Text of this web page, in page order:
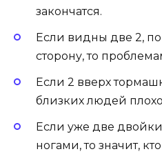
закончатся.
Если видны две 2,
сто­рону, то
Если 2 вверх
близких людей
Если уже две
ногами, то значит,